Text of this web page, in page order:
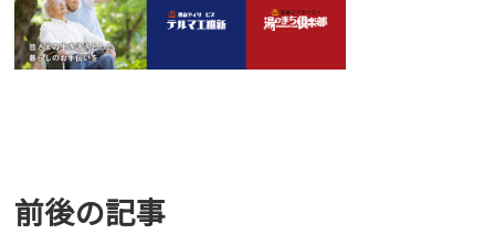
前後の記事